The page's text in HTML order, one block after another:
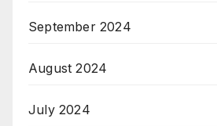
September 2024
August 2024
July 2024